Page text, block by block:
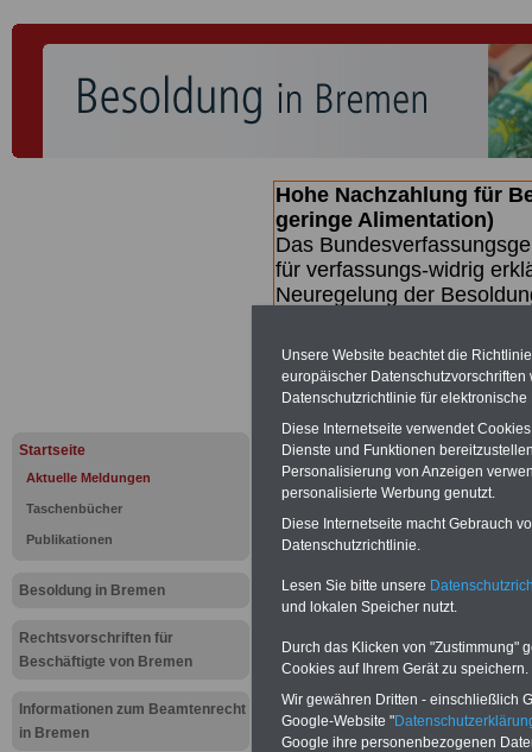
Startseite
Aktuelle Meldungen
Taschenbücher
Publikationen
Besoldung in Bremen
Rechtsvorschriften für
Beschäftigte von Bremen
Informationen zum Beamtenrecht
in Bremen
Hohe Nachzahlung für
geringe Alimentation)
Das
für verfassungs-widrig
Neuregelung der
Nachzahlungen
Beamtezwischen mind.
SERVICE gibt hierzu
dem Beschluss des
wird (wahrscheinlich im
Broschüre.
Meldung
Bremen:
steht
Unsere Website beachtet die
europäischer
Datenschutzrichtlinie für
Diese Internetseite verwendet
Dienste und Funktionen
Personalisierung von Anzeigen
personalisierte Werbung genutzt.
Diese Internetseite macht Gebrauch
Datenschutzrichtlinie.
Lesen Sie bitte unsere
und lokalen Speicher nutzt.
Durch das Klicken von "Zustimmung"
Cookies auf Ihrem Gerät zu speichern.
Wir gewähren Dritten - einschließlich
Google-Website "
Google ihre personenbezogenen